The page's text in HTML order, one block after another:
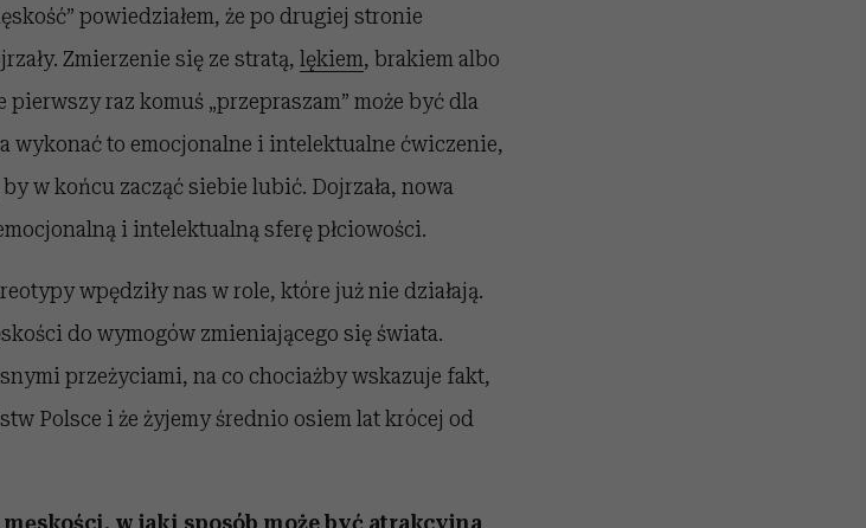
powiedziałem, że po drugiej stronie
Zmierzenie się ze stratą, lękiem, brakiem albo
raz komuś „przepraszam” może być dla
wykonać to emocjonalne i intelektualne ćwiczenie,
w końcu zacząć siebie lubić. Dojrzała, nowa
i intelektualną sferę płciowości.
wpędziły nas w role, które już nie działają.
do wymogów zmieniającego się świata.
przeżyciami, na co chociażby wskazuje fakt,
Polsce i że żyjemy średnio osiem lat krócej od
w jaki sposób może być atrakcyjna